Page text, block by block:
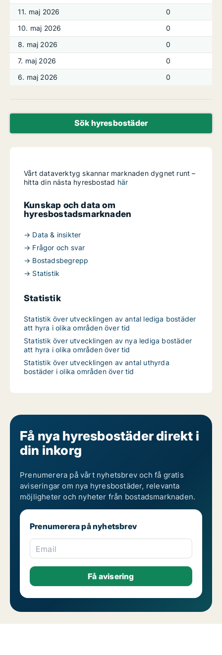
11. maj 2026
0
10. maj 2026
0
8. maj 2026
0
7. maj 2026
0
6. maj 2026
0
Sök hyresbostäder
Vårt dataverktyg skannar marknaden dygnet runt –
hitta din nästa hyresbostad här
Kunskap och data om
hyresbostadsmarknaden
→ Data & insikter
→ Frågor och svar
→ Bostadsbegrepp
→ Statistik
Statistik
Statistik över utvecklingen av antal lediga bostäder
att hyra i olika områden över tid
Statistik över utvecklingen av nya lediga bostäder
att hyra i olika områden över tid
Statistik över utvecklingen av antal uthyrda
bostäder i olika områden över tid
Få nya hyresbostäder direkt i
din inkorg
Prenumerera på vårt nyhetsbrev och få gratis
aviseringar om nya hyresbostäder, relevanta
möjligheter och nyheter från bostadsmarknaden.
Prenumerera på nyhetsbrev
Email